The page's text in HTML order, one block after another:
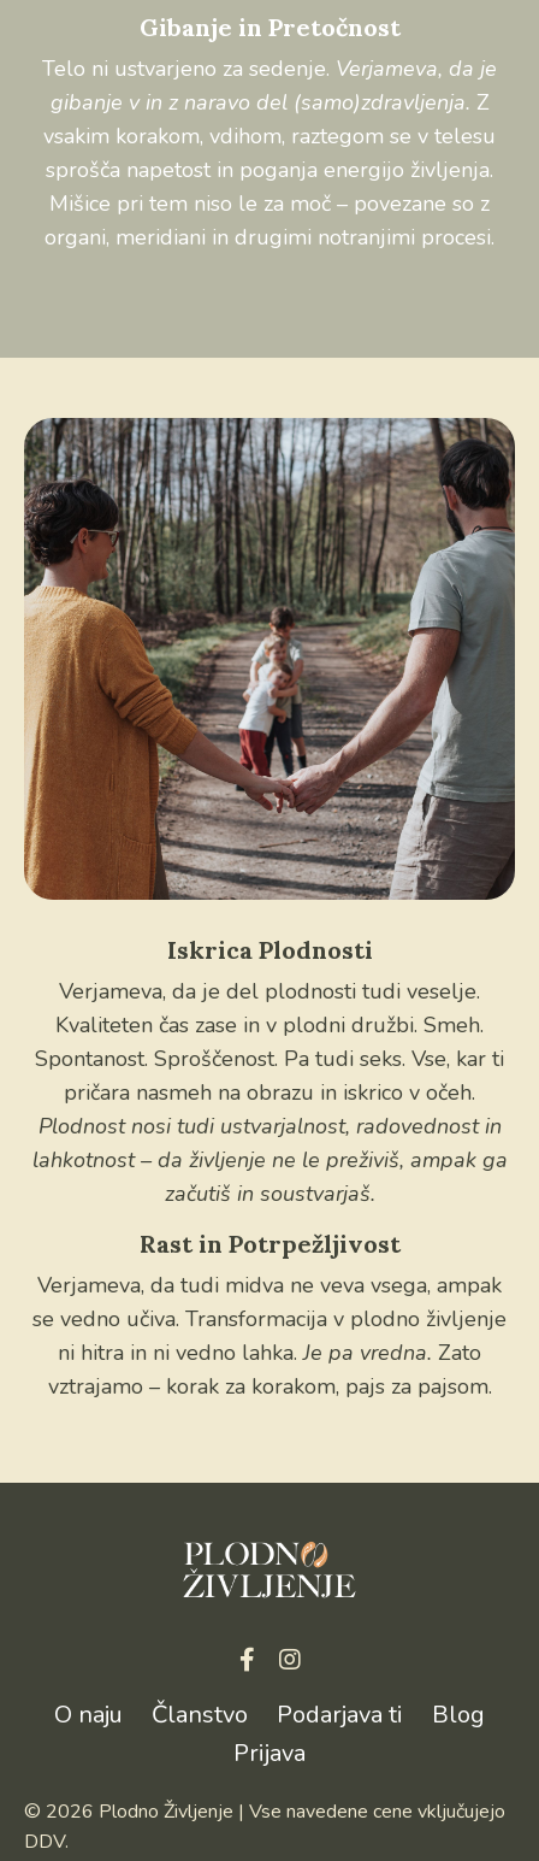
Gibanje in Pretočnost
Telo ni ustvarjeno za sedenje. Verjameva, da je
gibanje v in z naravo del (samo)zdravljenja. Z
vsakim korakom, vdihom, raztegom se v telesu
sprošča napetost in poganja energijo življenja.
Mišice pri tem niso le za moč – povezane so z
organi, meridiani in drugimi notranjimi procesi.
Iskrica Plodnosti
Verjameva, da je del plodnosti tudi veselje.
Kvaliteten čas zase in v plodni družbi. Smeh.
Spontanost. Sproščenost. Pa tudi seks. Vse, kar ti
pričara nasmeh na obrazu in iskrico v očeh.
Plodnost nosi tudi ustvarjalnost, radovednost in
lahkotnost – da življenje ne le preživiš, ampak ga
začutiš in soustvarjaš.
Rast in Potrpežljivost
Verjameva, da tudi midva ne veva vsega, ampak
se vedno učiva. Transformacija v plodno življenje
ni hitra in ni vedno lahka. Je pa vredna. Zato
vztrajamo – korak za korakom, pajs za pajsom.
O naju Članstvo Podarjava ti
Blog
Prijava
© 2026 Plodno Življenje | Vse navedene cene vključujejo
DDV.